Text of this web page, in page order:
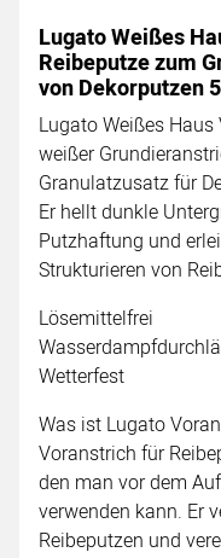
Lugato Weißes
Reibeputze zum
von Dekorputzen
Lugato Weißes
weißer
Granulatzusatz für
Er hellt dunkle
Putzhaftung und
Strukturieren von
Lösemittelfrei
Wetterfest
Was ist Lugato
Voranstrich für
den man vor dem
verwenden kann. Er
Reibeputzen und